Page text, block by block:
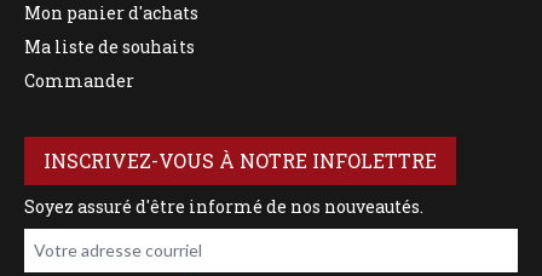
Mon panier d'achats
Ma liste de souhaits
Commander
INSCRIVEZ-VOUS À NOTRE INFOLETTRE
Soyez assuré d'être informé de nos nouveautés.
Votre adresse courriel